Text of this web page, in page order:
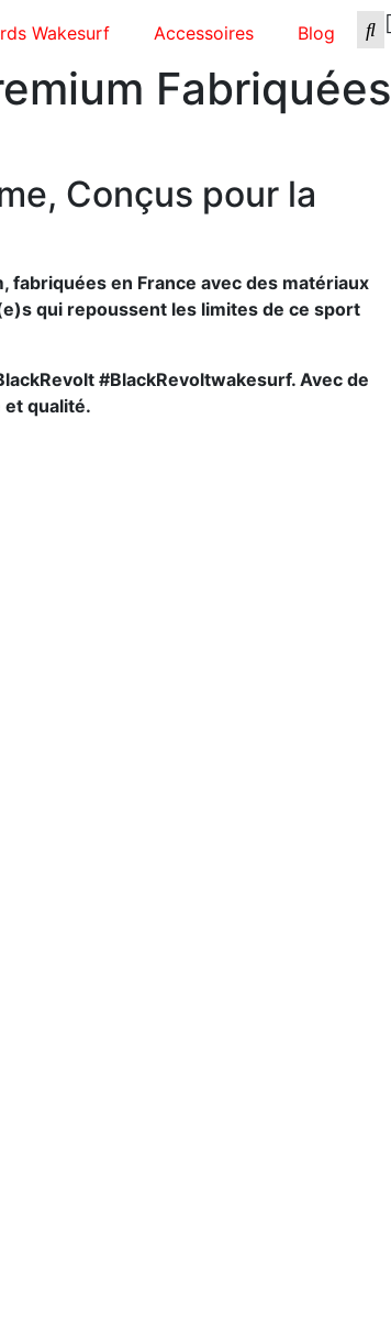
Wakesurf Accessoires Blog
Fabriquées
Conçus pour la
en France avec des matériaux
qui repoussent les limites de ce sport
#BlackRevoltwakesurf. Avec de
qualité.